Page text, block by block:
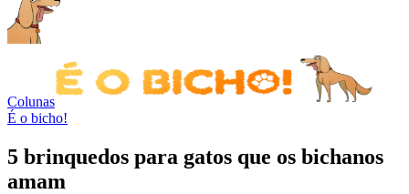
Colunas
É o bicho!
5 brinquedos para gatos que os bichanos
amam